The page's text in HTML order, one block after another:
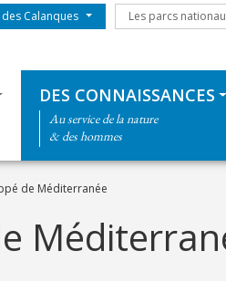
Calanques Les parcs
Les parcs
DES CONNAISSANCES
Au service de la nature
& des hommes
de Méditerranée